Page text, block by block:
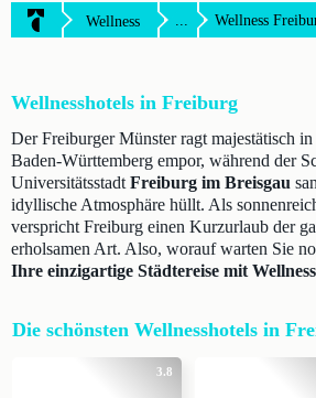
Wellness ... Wellness
Wellnesshotels in Freiburg
Der Freiburger Münster ragt majestätisch
Baden-Württemberg empor, während der
Universitätsstadt Freiburg im Breisgau
idyllische Atmosphäre hüllt. Als
verspricht Freiburg einen Kurzurlaub der
erholsamen Art. Also, worauf warten Sie
Ihre einzigartige Städtereise mit
Die schönsten Wellnesshotels in
3.8